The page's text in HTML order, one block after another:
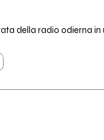
della radio odierna